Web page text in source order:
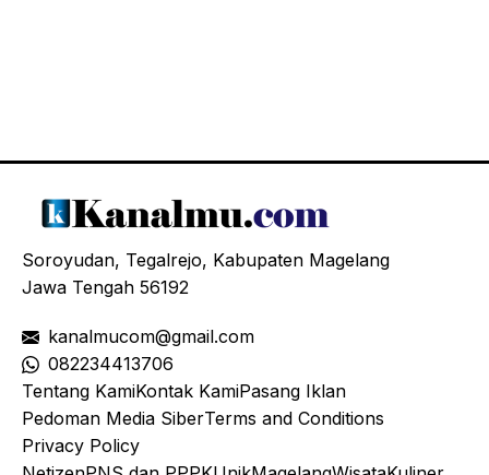
Soroyudan, Tegalrejo, Kabupaten Magelang
Jawa Tengah 56192
kanalmucom@gmail.com
082234413706
Tentang KamiKontak KamiPasang Iklan
Pedoman Media SiberTerms and Conditions
Privacy Policy